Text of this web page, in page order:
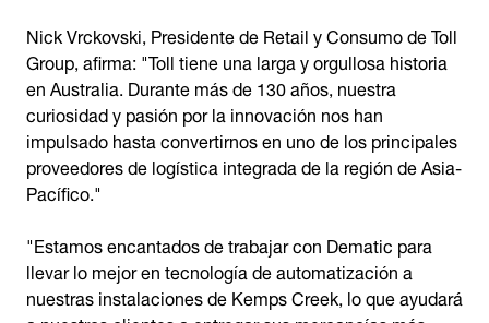
Nick Vrckovski, Presidente de Retail y Consumo de Toll
Group, afirma: "Toll tiene una larga y orgullosa historia
en Australia. Durante más de 130 años, nuestra
curiosidad y pasión por la innovación nos han
impulsado hasta convertirnos en uno de los principales
proveedores de logística integrada de la región de Asia-
Pacífico."
"Estamos encantados de trabajar con Dematic para
llevar lo mejor en tecnología de automatización a
nuestras instalaciones de Kemps Creek, lo que ayudará